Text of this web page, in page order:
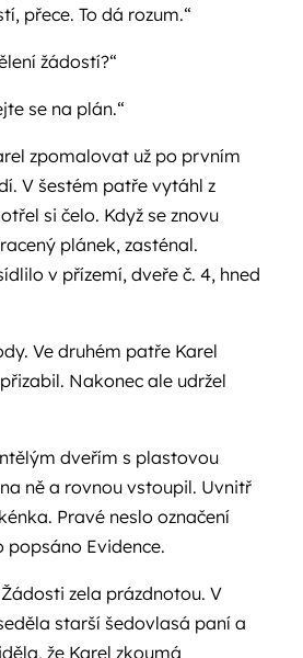
přece. To dá rozum.“
žádostí?“
se na plán.“
zpomalovat už po prvním
V šestém patře vytáhl z
si čelo. Když se znovu
plánek, zasténal.
v přízemí, dveře č. 4, hned
Ve druhém patře Karel
Nakonec ale udržel
dveřím s plastovou
ně a rovnou vstoupil. Uvnitř
Pravé neslo označení
popsáno Evidence.
zela prázdnotou. V
starší šedovlasá paní a
že Karel zkoumá